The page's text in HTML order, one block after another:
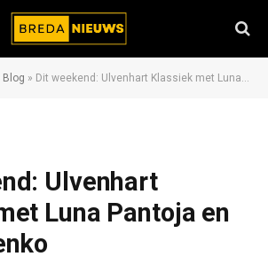
Blog » Dit weekend: Ulvenhart Klassiek met Luna Pantoja en Ivan Petrenko
Ulvenhart
Luna Pantoja en